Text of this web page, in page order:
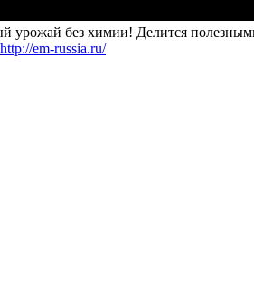
урожай без химии! Делится
http://em-russia.ru/